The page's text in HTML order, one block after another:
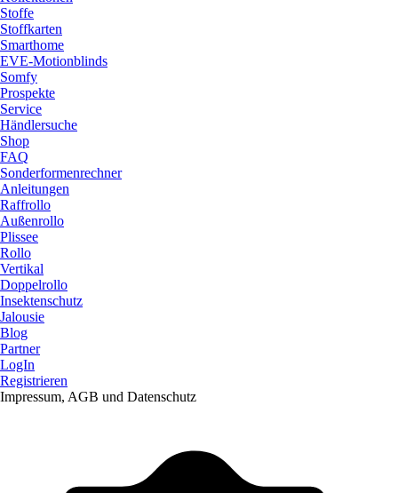
Stoffe
Stoffkarten
Smarthome
EVE-Motionblinds
Somfy
Prospekte
Service
Händlersuche
Shop
FAQ
Sonderformenrechner
Anleitungen
Raffrollo
Außenrollo
Plissee
Rollo
Vertikal
Doppelrollo
Insektenschutz
Jalousie
Blog
Partner
LogIn
Registrieren
Impressum, AGB und Datenschutz